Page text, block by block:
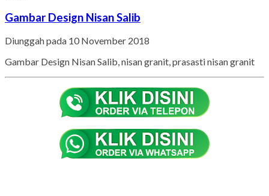
Gambar Design Nisan Salib
Diunggah pada 10 November 2018
Gambar Design Nisan Salib, nisan granit, prasasti nisan granit